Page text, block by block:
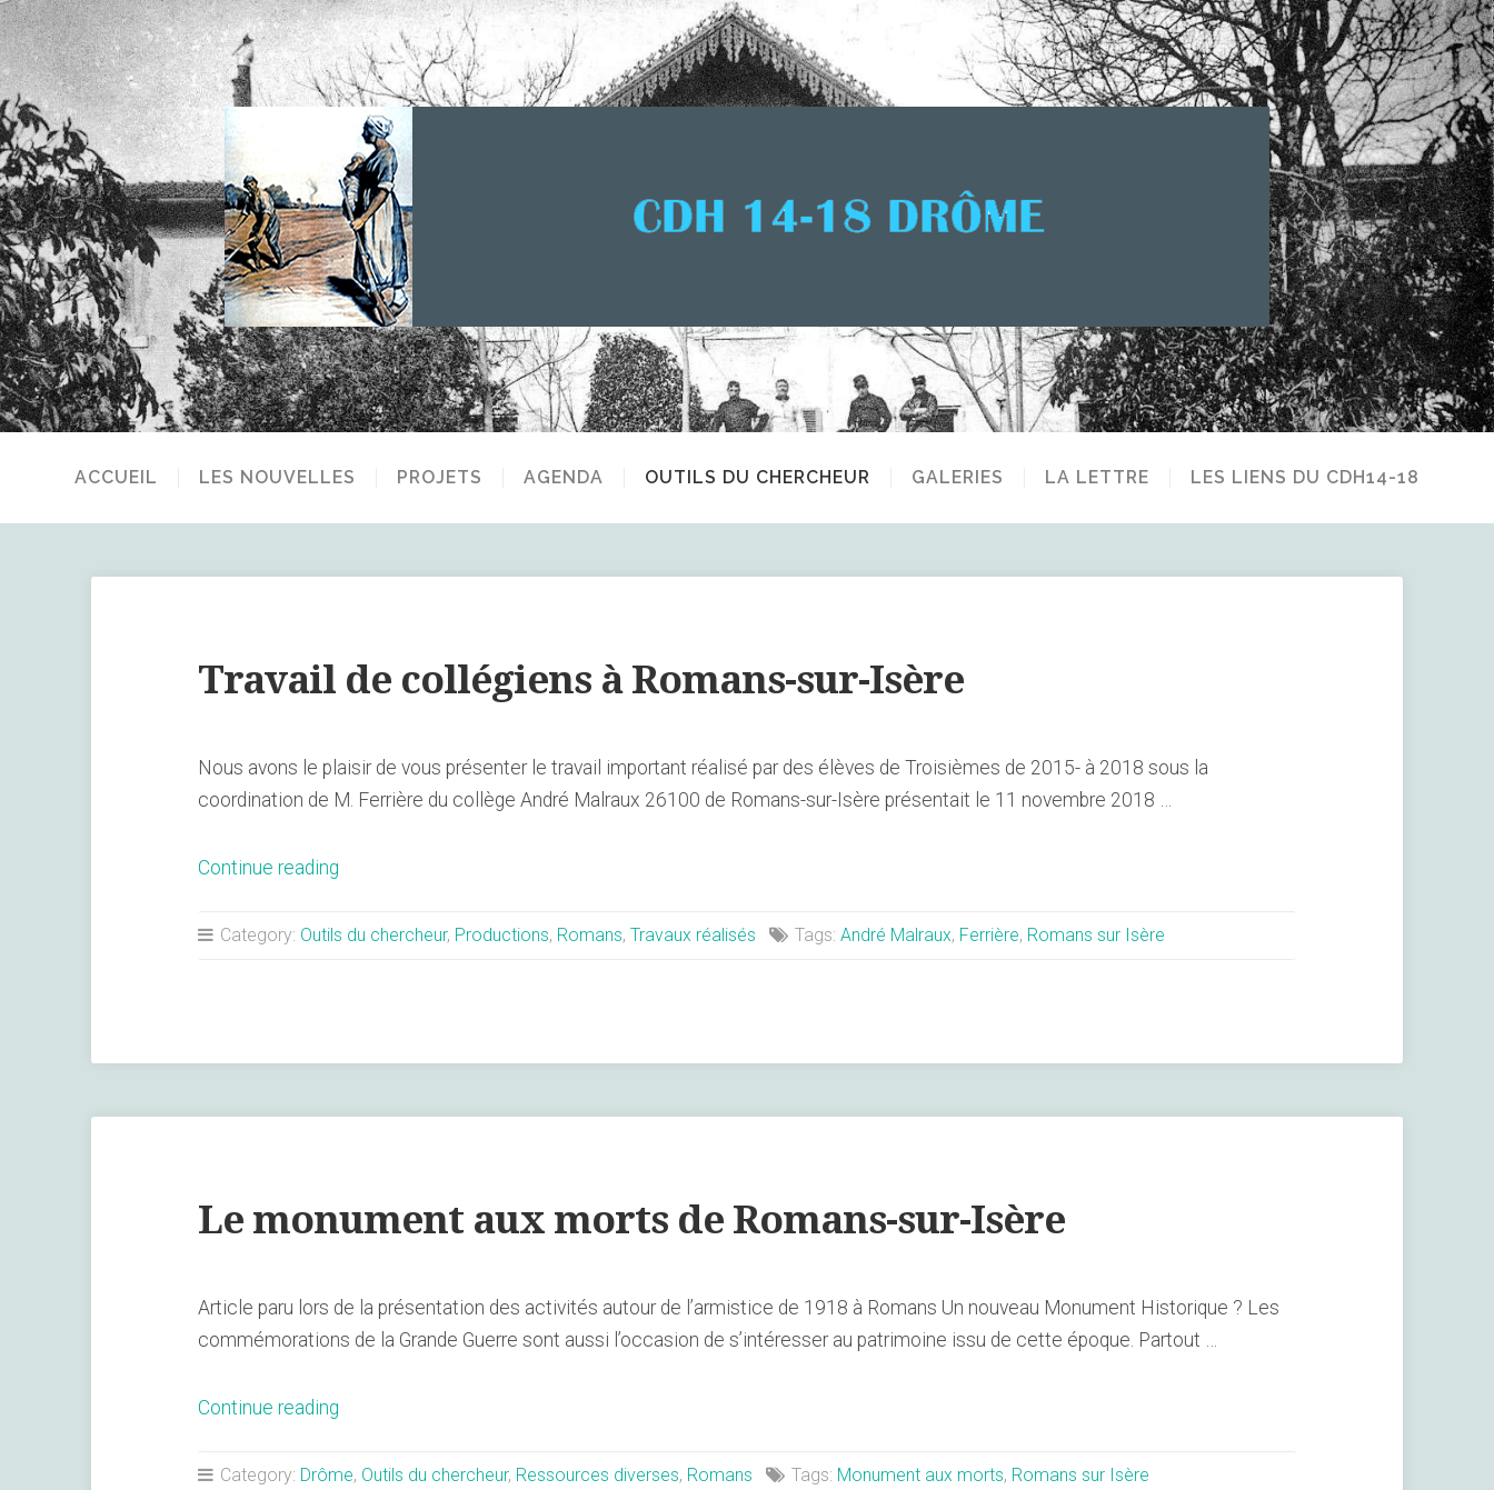
ACCUEIL LES NOUVELLES PROJETS AGENDA OUTILS DU CHERCHEUR GALERIES LA LETTRE LES LIENS DU CDH14-18
Travail de collégiens à Romans-sur-Isère
Nous avons le plaisir de vous présenter le travail important réalisé par des élèves de Troisièmes de 2015- à 2018 sous la
coordination de M. Ferrière du collège André Malraux 26100 de Romans-sur-Isère présentait le 11 novembre 2018 …
Continue reading
collégiens
Isère »
Category: Outils du chercheur, Productions, Romans, Travaux réalisés Tags: André Malraux, Ferrière, Romans sur Isère
Le monument aux morts de Romans-sur-Isère
Article paru lors de la présentation des activités autour de l’armistice de 1918 à Romans Un nouveau Monument Historique ? Les
commémorations de la Grande Guerre sont aussi l’occasion de s’intéresser au patrimoine issu de cette époque. Partout …
Continue reading
aux
Category: Drôme, Outils du chercheur, Ressources diverses, Romans Tags: Monument aux morts, Romans sur Isère